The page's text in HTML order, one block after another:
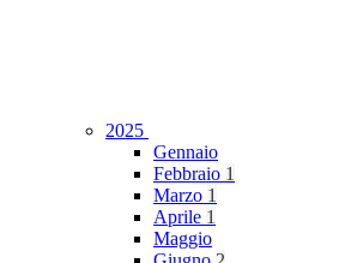
2025
Gennaio
Febbraio 1
Marzo 1
Aprile 1
Maggio